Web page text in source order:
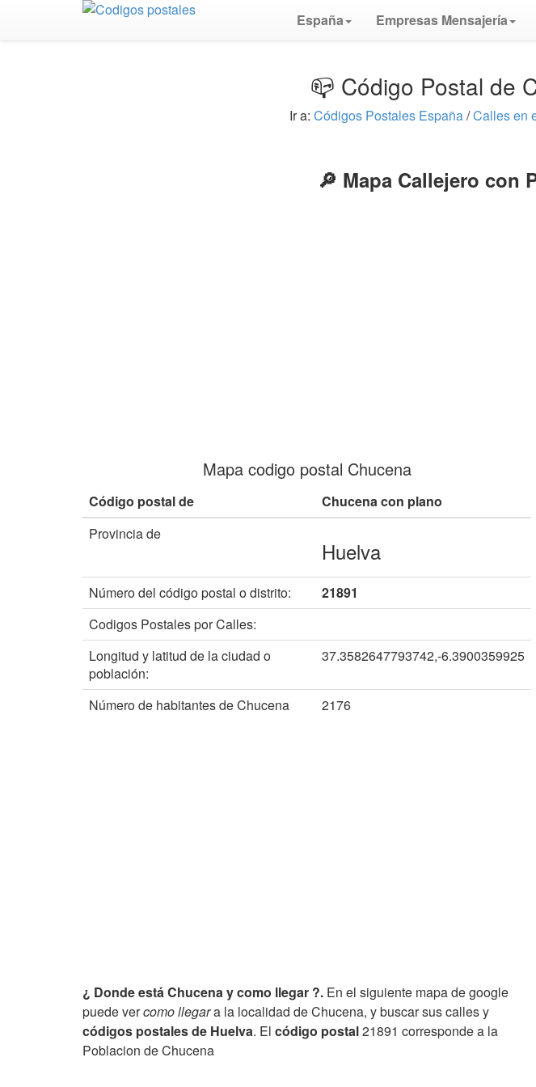
España Empresas Mensajería
📪 Código Postal de
Ir a: Códigos Postales España/Calles en
🔎 Mapa Callejero con
Mapa codigo postal Chucena
Código postal de
Chucena con plano
Provincia de
Huelva
Número del código postal o distrito:
21891
Codigos Postales por Calles:
Longitud y latitud de la ciudad o
población:
37.3582647793742,-6.3900359925
Número de habitantes de Chucena 2176
¿ Donde está Chucena y como llegar ?. En el siguiente mapa de google
puede vercomo llegara la localidad de Chucena, y buscar sus calles y
códigos postales de Huelva. El código postal21891 corresponde a la
Poblacion de Chucena